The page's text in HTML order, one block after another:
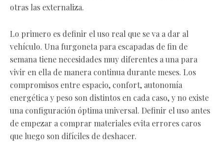
otras las externaliza.
Lo primero es definir el uso real que se va a dar al
vehículo. Una furgoneta para escapadas de fin de
semana tiene necesidades muy diferentes a una para
vivir en ella de manera continua durante meses. Los
compromisos entre espacio, confort, autonomía
energética y peso son distintos en cada caso, y no existe
una configuración óptima universal. Definir el uso antes
de empezar a comprar materiales evita errores caros
que luego son difíciles de deshacer.